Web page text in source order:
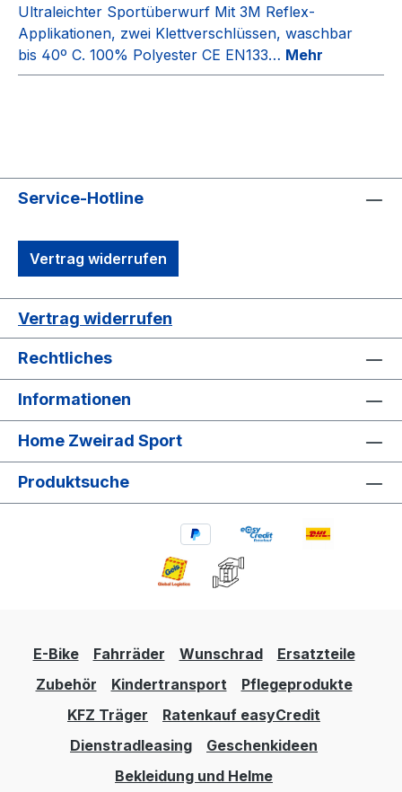
Ultraleichter Sportüberwurf Mit 3M Reflex-
Applikationen, zwei Klettverschlüssen, waschbar
bis 40º C. 100% Polyester CE EN133… Mehr
Service-Hotline
Vertrag widerrufen
Vertrag widerrufen
Rechtliches
Informationen
Home Zweirad Sport
Produktsuche
E-Bike Fahrräder Wunschrad
Ersatzteile
Zubehör
Kindertransport
Pflegeprodukte
KFZ Träger
Ratenkauf easyCredit
Dienstradleasing
Geschenkideen
Bekleidung und Helme